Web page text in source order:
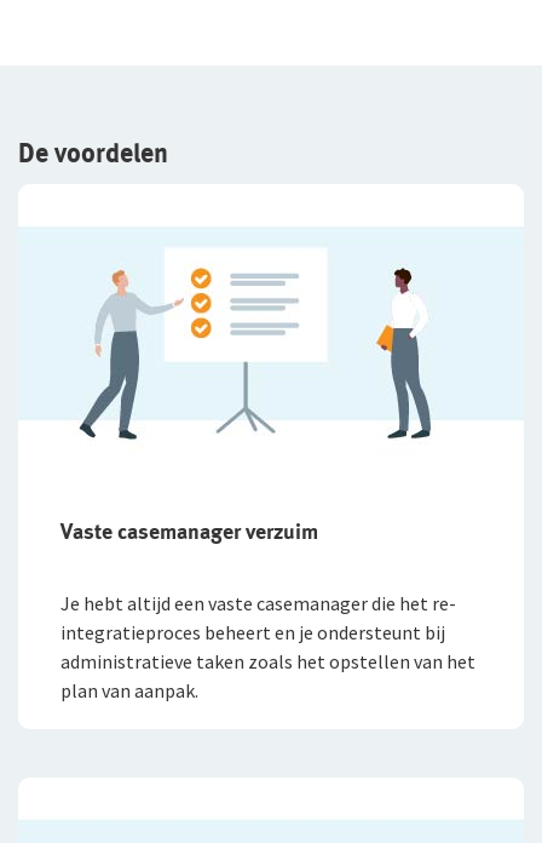
De voordelen
Vaste casemanager verzuim
Je hebt altijd een vaste casemanager die het re-
integratieproces beheert en je ondersteunt bij
administratieve taken zoals het opstellen van het
plan van aanpak.